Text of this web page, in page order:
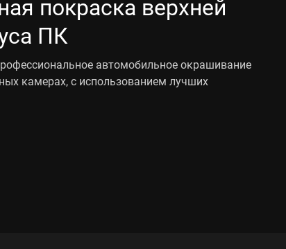
покраска верхней
ПК
автомобильное окрашивание
камерах, с использованием лучших